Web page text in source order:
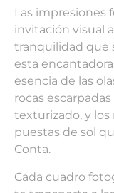
Las impresiones
invitación visual
tranquilidad que
esta
esencia de las
rocas
texturizado, y
puestas de sol
Conta.
Cada cuadro